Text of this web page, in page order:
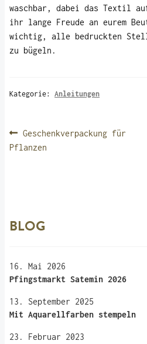
waschbar, dabei das Textil
ihr lange Freude an eurem
wichtig, alle bedruckten
zu bügeln.
Kategorie:Anleitungen
BEITRAGSNAVIGATION
Vorheriger
Beitrag:
Geschenkverpackung für
Pflanzen
BLOG
16. Mai 2026
Pfingstmarkt Satemin 2026
13. September 2025
Mit Aquarellfarben stempeln
23. Februar 2023